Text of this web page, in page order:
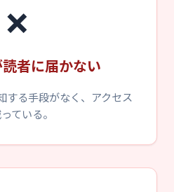
❌
者に届かない
する手段がなく、アクセス
ている。